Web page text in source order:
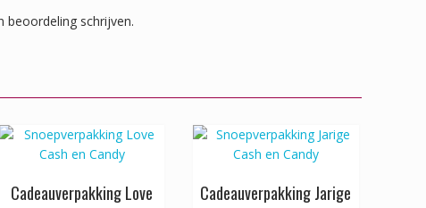
beoordeling schrijven.
Cadeauverpakking Love Cadeauverpakking Jarige